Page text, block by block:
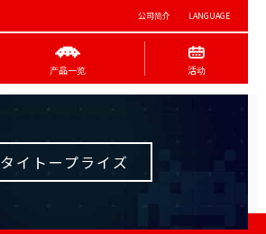
公司简介 LANGUAGE
产品一览 活动
タイトープライズ